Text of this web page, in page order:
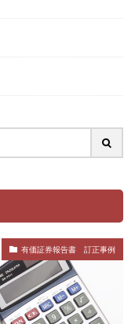
有価証券報告書 訂正事例